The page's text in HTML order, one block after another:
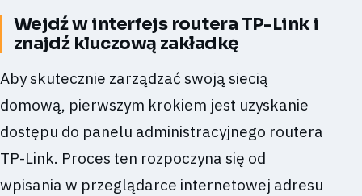
Wejdź w interfejs routera TP-Link i
znajdź kluczową zakładkę
Aby skutecznie zarządzać swoją siecią
domową, pierwszym krokiem jest uzyskanie
dostępu do panelu administracyjnego routera
TP-Link. Proces ten rozpoczyna się od
wpisania w przeglądarce internetowej adresu